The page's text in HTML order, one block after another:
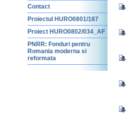
Contact
Proiectul HURO0801/187
Proiect HURO0802/034_AF
PNRR: Fonduri pentru
Romania moderna si
reformata